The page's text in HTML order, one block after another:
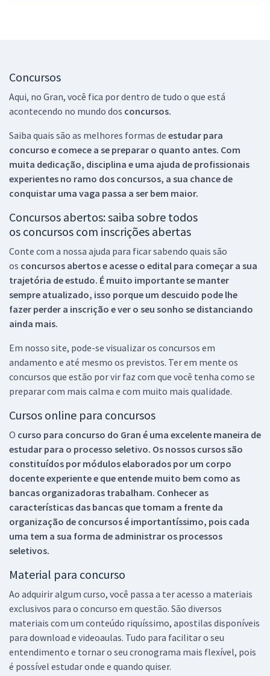
Concursos
Aqui, no Gran, você fica por dentro de tudo o que está
acontecendo no mundo dos concursos.
Saiba quais são as melhores formas de estudar para
concurso e comece a se preparar o quanto antes. Com
muita dedicação, disciplina e uma ajuda de profissionais
experientes no ramo dos concursos, a sua chance de
conquistar uma vaga passa a ser bem maior.
Concursos abertos: saiba sobre todos
os concursos com inscrições abertas
Conte com a nossa ajuda para ficar sabendo quais são
os concursos abertos e acesse o edital para começar a sua
trajetória de estudo. É muito importante se manter
sempre atualizado, isso porque um descuido pode lhe
fazer perder a inscrição e ver o seu sonho se distanciando
ainda mais.
Em nosso site, pode-se visualizar os concursos em
andamento e até mesmo os previstos. Ter em mente os
concursos que estão por vir faz com que você tenha como se
preparar com mais calma e com muito mais qualidade.
Cursos online para concursos
O curso para concurso do Gran é uma excelente maneira de
estudar para o processo seletivo. Os nossos cursos são
constituídos por módulos elaborados por um corpo
docente experiente e que entende muito bem como as
bancas organizadoras trabalham. Conhecer as
características das bancas que tomam a frente da
organização de concursos é importantíssimo, pois cada
uma tem a sua forma de administrar os processos
seletivos.
Material para concurso
Ao adquirir algum curso, você passa a ter acesso a materiais
exclusivos para o concurso em questão. São diversos
materiais com um conteúdo riquíssimo, apostilas disponíveis
para download e videoaulas. Tudo para facilitar o seu
entendimento e tornar o seu cronograma mais flexível, pois
é possível estudar onde e quando quiser.